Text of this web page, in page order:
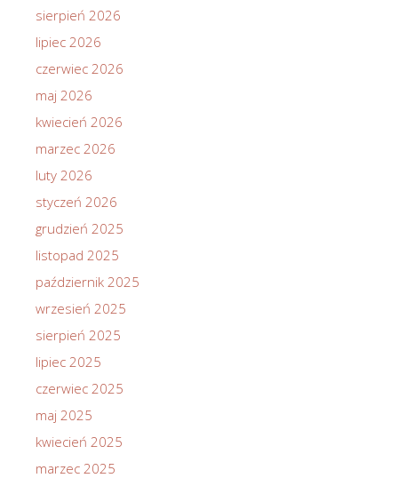
sierpień 2026
lipiec 2026
czerwiec 2026
maj 2026
kwiecień 2026
marzec 2026
luty 2026
styczeń 2026
grudzień 2025
listopad 2025
październik 2025
wrzesień 2025
sierpień 2025
lipiec 2025
czerwiec 2025
maj 2025
kwiecień 2025
marzec 2025